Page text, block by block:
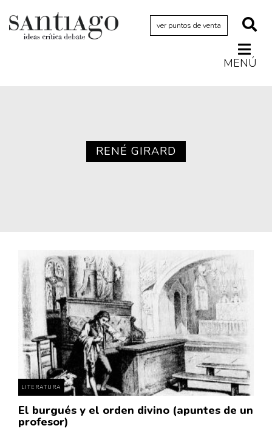
ver puntos de venta
MENÚ
Cultura
Diccionario portátil de la literatura chilena
Documentos
Fragmentos
Gran reserva
Historia
Historia material de los libros
Lagunas mentales
Libros
RENÉ GIRARD
LITERATURA
El burgués y el orden divino (apuntes de un
profesor)